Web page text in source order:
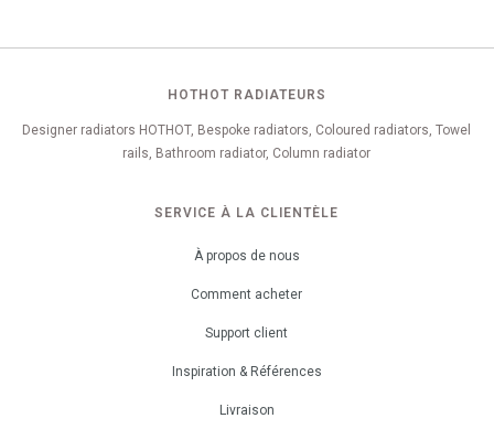
HOTHOT RADIATEURS
Designer radiators HOTHOT, Bespoke radiators, Coloured radiators, Towel
rails, Bathroom radiator, Column radiator
SERVICE À LA CLIENTÈLE
À propos de nous
Comment acheter
Support client
Inspiration & Références
Livraison